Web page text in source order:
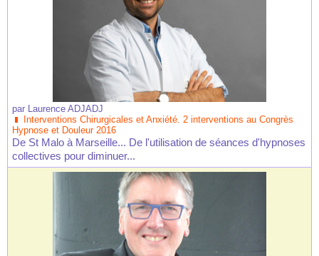
par Laurence ADJADJ
Interventions Chirurgicales et Anxiété. 2 interventions au Congrès
Hypnose et Douleur 2016
De St Malo à Marseille... De l'utilisation de séances d'hypnoses
collectives pour diminuer...